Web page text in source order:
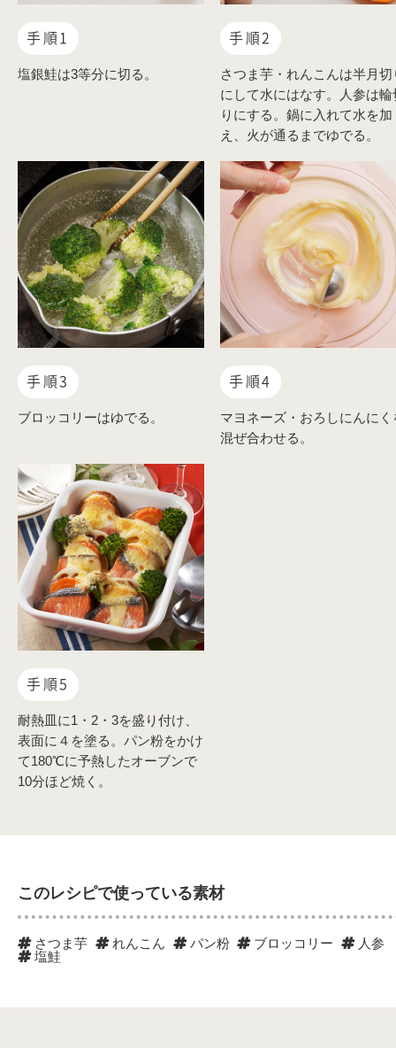
手順1
塩銀鮭は3等分に切る。
手順2
さつま芋・れんこんは半月切
にして水にはなす。人参は輪
りにする。鍋に入れて水を加
え、火が通るまでゆでる。
手順3
ブロッコリーはゆでる。
手順4
マヨネーズ・おろしにんにく
混ぜ合わせる。
手順5
耐熱皿に1・2・3を盛り付け、
表面に４を塗る。パン粉をかけ
て180℃に予熱したオーブンで
10分ほど焼く。
このレシピで使っている素材
さつま芋 れんこん パン粉 ブロッコリー
人参
塩鮭